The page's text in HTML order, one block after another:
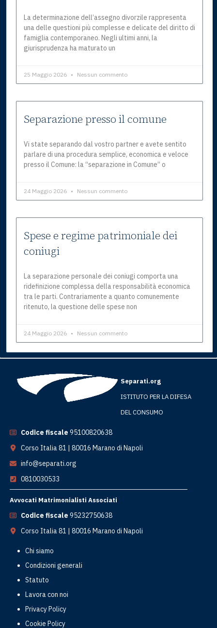
La determinazione dell’assegno divorzile rappresenta
una delle questioni più complesse e delicate del diritto di
famiglia contemporaneo. Negli ultimi anni, la
giurisprudenza ha maturato un
25 Maggio 2026 Nessun commento
Separazione presso il comune
Vi state separando dal vostro partner e avete sentito
parlare di una procedura semplice, economica e veloce
presso il Comune: la “separazione in Comune” o
24 Maggio 2026 Nessun commento
Spese e regime patrimoniale dei
coniugi
La separazione personale dei coniugi comporta una
ridefinizione complessa della responsabilità economica
tra le parti. Contrariamente a quanto comunemente
ritenuto, la questione delle spese non
24 Maggio 2026 Nessun commento
Separati.org
ISTITUTO PER LA DIFESA
DEL CONSUMO
Codice fiscale 95100820638
Corso Italia 81 | 80016 Marano di Napoli
info@separati.org
0810030533
Avvocati Matrimonialisti Associati
Codice fiscale 95232750638
Corso Italia 81 | 80016 Marano di Napoli
Chi siamo
Condizioni generali
Statuto
Lavora con noi
Privacy Policy
Cookie Policy